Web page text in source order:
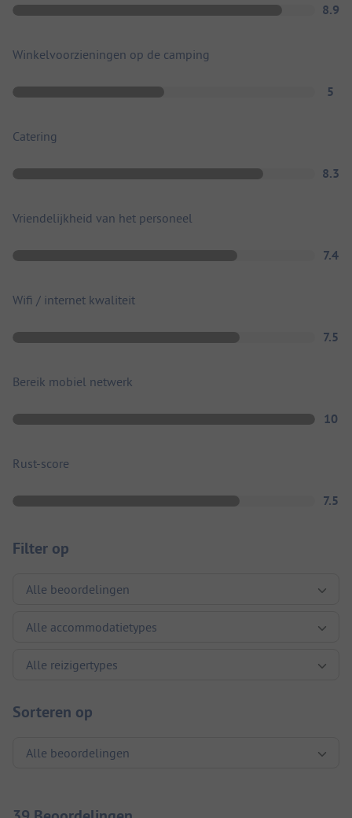
8.9
Winkelvoorzieningen op de camping
5
Catering
8.3
Vriendelijkheid van het personeel
7.4
Wifi / internet kwaliteit
7.5
Bereik mobiel netwerk
10
Rust-score
7.5
Filter op
Sorteren op